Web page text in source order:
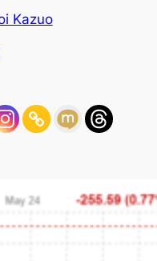
Kazuo